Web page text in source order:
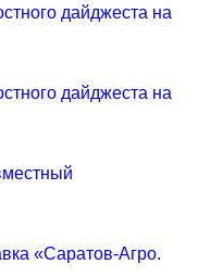
дайджеста на
дайджеста на
«Саратов-Агро.